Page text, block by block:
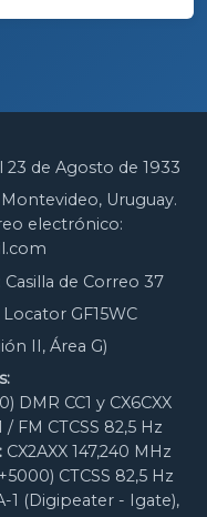
de Agosto de 1933
Montevideo, Uruguay.
electrónico:
Casilla de Correo 37
GF15WC
II, Área G)
DMR CC1 y CX6CXX
FM CTCSS 82,5 Hz
CX2AXX 147,240 MHz
CTCSS 82,5 Hz
1 (Digipeater - Igate),